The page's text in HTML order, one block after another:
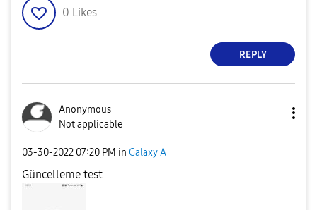
0 Likes
REPLY
Anonymous
Not applicable
‎03-30-2022 07:20 PM in Galaxy A
Güncelleme test